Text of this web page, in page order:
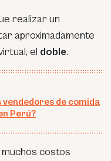
realizar un
aproximadamente
el doble.
vendedores de comida
Perú?
costos